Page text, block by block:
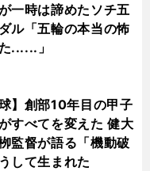
一時は諦めたソチ五
ル「五輪の本当の怖
......」
球】創部10年目の甲子
すべてを変えた 健大
監督が語る「機動破
して生まれた